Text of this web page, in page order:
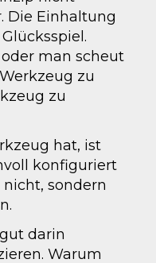
Die Einhaltung
man scheut
zu
zu
hat, ist
konfiguriert
sondern
darin
Warum